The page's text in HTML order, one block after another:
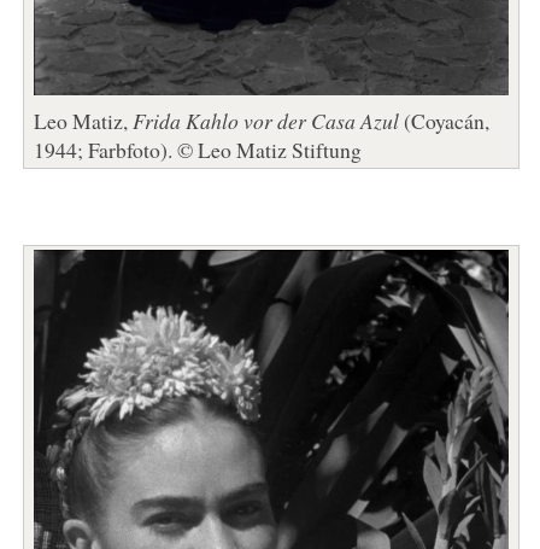
Leo Matiz, Frida Kahlo vor der Casa Azul(Coyacán,
1944; Farbfoto). © Leo Matiz Stiftung